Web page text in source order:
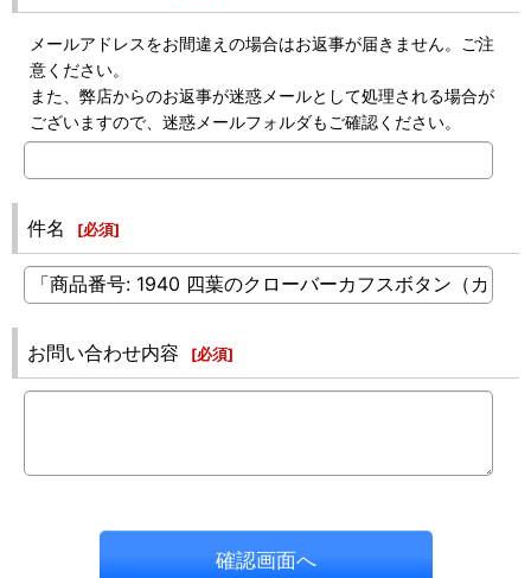
メールアドレスをお間違えの場合はお返事が届きません。ご注
意ください。
また、弊店からのお返事が迷惑メールとして処理される場合が
ございますので、迷惑メールフォルダもご確認ください。
件名 [必須]
お問い合わせ内容 [必須]
確認画面へ